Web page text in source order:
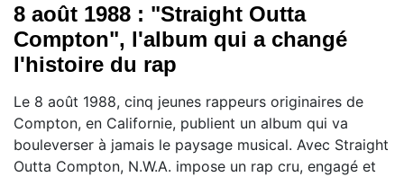
8 août 1988 : "Straight Outta
Compton", l'album qui a changé
l'histoire du rap
Le 8 août 1988, cinq jeunes rappeurs originaires de
Compton, en Californie, publient un album qui va
bouleverser à jamais le paysage musical. Avec Straight
Outta Compton, N.W.A. impose un rap cru, engagé et